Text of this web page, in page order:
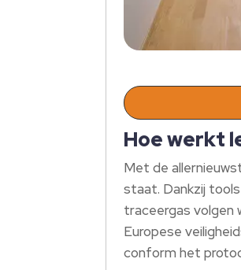
Hoe werkt
Met de
staat. Dankzij
traceergas volgen
Europese
conform het